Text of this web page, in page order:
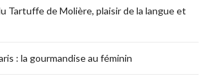
Tartuffe de Molière, plaisir de la langue et
: la gourmandise au féminin